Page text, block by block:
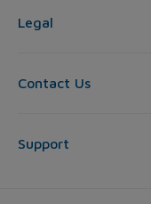
Legal
Contact Us
Support